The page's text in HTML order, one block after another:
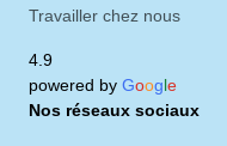
Travailler chez nous
4.9
powered by Google
Nos réseaux sociaux